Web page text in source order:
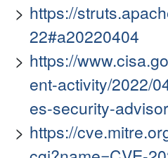
https://
22#a20220404
https://
ent-activity/2022/
es-security-
https://